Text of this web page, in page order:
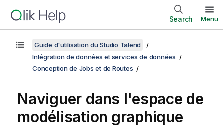
Search Menu
Guide d'utilisation du Studio Talend
Intégration de données et services de données
Conception de Jobs et de Routes
Naviguer dans l'espace de
modélisation graphique